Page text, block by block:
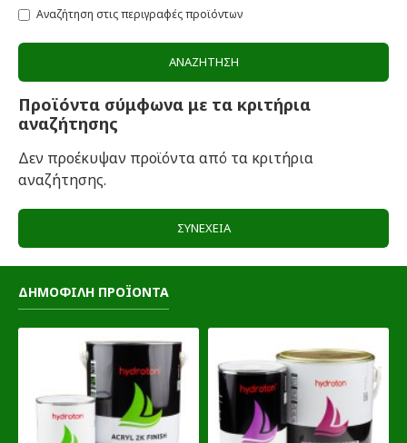
Αναζήτηση στις περιγραφές προϊόντων
ΑΝΑΖΉΤΗΣΗ
Προϊόντα σύμφωνα με τα κριτήρια
αναζήτησης
Δεν προέκυψαν προϊόντα από τα κριτήρια
αναζήτησης.
ΣΥΝΈΧΕΙΑ
ΔΗΜΟΦΙΛΗ ΠΡΟΪΟΝΤΑ